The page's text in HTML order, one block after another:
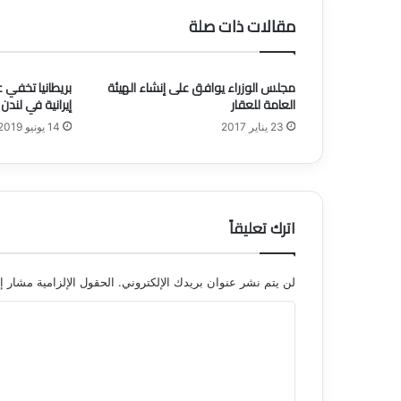
ا
ل
ج
ا
ر
"
ر
م
ة
مقالات ذات صلة
مجلس الوزراء يوافق على إنشاء الهيئة
العامة للعقار
23 يناير 2017
بريطانيا
إيرانية في لندن
14 يونيو 2019
اترك تعليقاً
لن يتم نشر عنوان بريدك الإلكتروني. الحقول الإلزامية مشار